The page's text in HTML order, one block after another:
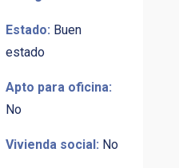
Estado: Buen
estado
Apto para oficina:
No
Vivienda social: No